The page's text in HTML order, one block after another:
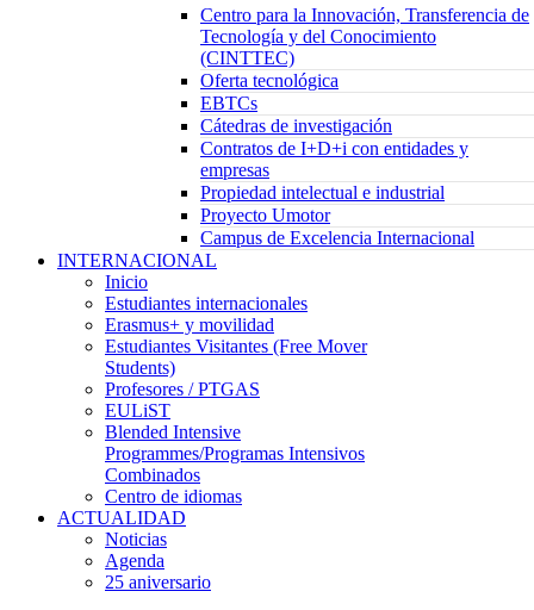
Centro para la Innovación, Transferencia de
Tecnología y del Conocimiento
(CINTTEC)
Oferta tecnológica
EBTCs
Cátedras de investigación
Contratos de I+D+i con entidades y
empresas
Propiedad intelectual e industrial
Proyecto Umotor
Campus de Excelencia Internacional
INTERNACIONAL
Inicio
Estudiantes internacionales
Erasmus+ y movilidad
Estudiantes Visitantes (Free Mover
Students)
Profesores / PTGAS
EULiST
Blended Intensive
Programmes/Programas Intensivos
Combinados
Centro de idiomas
ACTUALIDAD
Noticias
Agenda
25 aniversario